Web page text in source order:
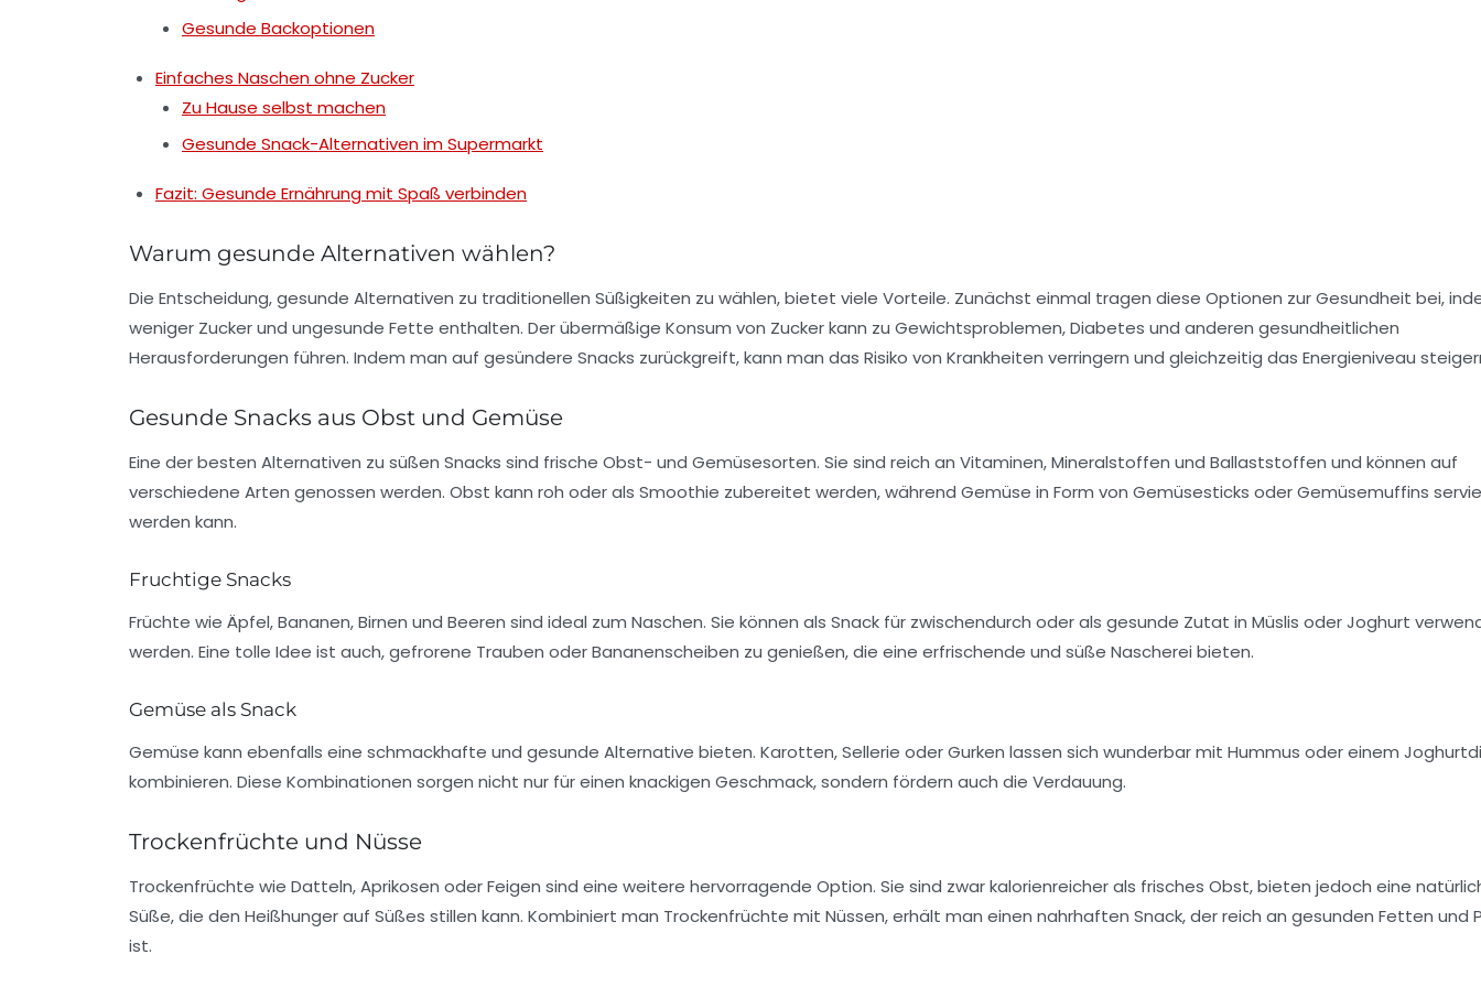
Gesunde Backoptionen
Einfaches Naschen ohne Zucker
Zu Hause selbst machen
Gesunde Snack-Alternativen im Supermarkt
Fazit: Gesunde Ernährung mit Spaß verbinden
Warum gesunde Alternativen wählen?
Die Entscheidung,gesunde Alternativen zu traditionellen Süßigkeiten zu wählen, bietet viele Vorteile. Zunächst einmal tragen diese Optionen zurGesundheit bei,
weniger Zucker und ungesunde Fette enthalten. Der übermäßige Konsum von Zucker kann zu Gewichtsproblemen, Diabetes und anderen gesundheitlichen
Herausforderungen führen. Indem man auf gesündere Snacks zurückgreift, kann man das Risiko von Krankheiten verringern und gleichzeitig das Energieniveau
Gesunde Snacks aus Obst und Gemüse
Eine der besten Alternativen zu süßen Snacks sind frische Obst- und Gemüsesorten. Sie sind reich an Vitaminen, Mineralstoffen und Ballaststoffen und können auf
verschiedene Arten genossen werden. Obst kann roh oder als Smoothie zubereitet werden, während Gemüse in Form von Gemüsesticks oderGemüsemuffins
werden kann.
Fruchtige Snacks
Früchte wie Äpfel, Bananen, Birnen und Beeren sind ideal zum Naschen. Sie können als Snack für zwischendurch oder als gesunde Zutat in Müslis oder Joghurt
werden. Eine tolle Idee ist auch, gefrorene Trauben oder Bananenscheiben zu genießen, die eine erfrischende und süße Nascherei bieten.
Gemüse als Snack
Gemüse kann ebenfalls eine schmackhafte und gesunde Alternative bieten. Karotten, Sellerie oder Gurken lassen sich wunderbar mit Hummus oder einem
kombinieren. Diese Kombinationen sorgen nicht nur für einen knackigen Geschmack, sondern fördern auch die Verdauung.
Trockenfrüchte und Nüsse
Trockenfrüchte wie Datteln, Aprikosen oder Feigen sind eine weitere hervorragende Option. Sie sind zwar kalorienreicher als frisches Obst, bieten jedoch eine
Süße, die den Heißhunger auf Süßes stillen kann. Kombiniert man Trockenfrüchte mit Nüssen, erhält man einen nahrhaften Snack, der reich an gesunden Fetten und
ist.